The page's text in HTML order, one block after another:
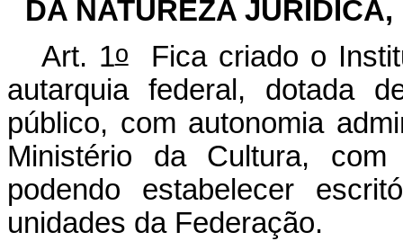
DA NATUREZA
Art. 1oFica criado o
autarquia federal, dotada
público, com autonomia
Ministério da Cultura,
podendo estabelecer
unidades da Federação.